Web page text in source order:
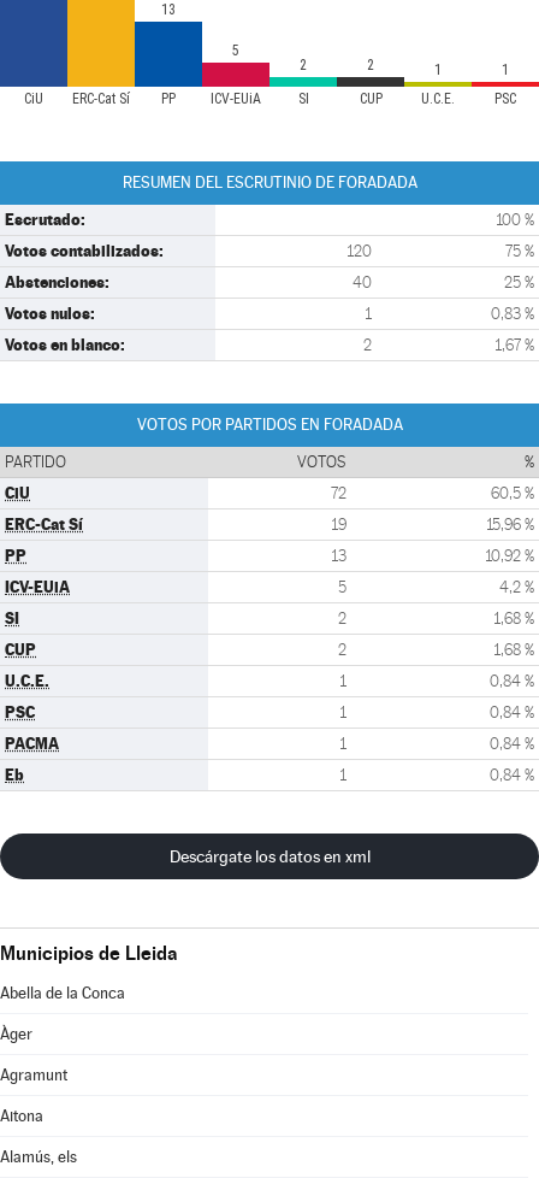
CiU ERC-Cat Sí PP ICV-EUiA SI CUP U.C.E. PSC
13
5
2
2 1 1
RESUMEN DEL ESCRUTINIO DE FORADADA
Escrutado: 100 %
Votos contabilizados: 120 75 %
Abstenciones: 40 25 %
Votos nulos: 1 0,83 %
Votos en blanco: 2 1,67 %
VOTOS POR PARTIDOS EN FORADADA
PARTIDO VOTOS %
CiU 72 60,5 %
ERC-Cat Sí 19 15,96 %
PP 13 10,92 %
ICV-EUiA 5 4,2 %
SI 2 1,68 %
CUP 2 1,68 %
U.C.E. 1 0,84 %
PSC 1 0,84 %
PACMA 1 0,84 %
Eb 1 0,84 %
Descárgate los datos en xml
Municipios de Lleida
Abella de la Conca
Àger
Agramunt
Aitona
Alamús, els